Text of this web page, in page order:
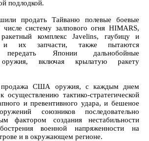
подлодкой.
продать Тайваню полевые боевые
систему залпового огня HIMARS,
ракетный комплекс Javelins, гаубицу и
и их запчасти, также пытаются
передать Японии дальнобойные
оружия, включая крылатую ракету
продажа США оружия, с каждым днем
тактико-стратегической
и превентивного удара, и бешеное
союзников последовательно
фактором создания нестабильности
военной напряженности на
и в окружающем регионе.